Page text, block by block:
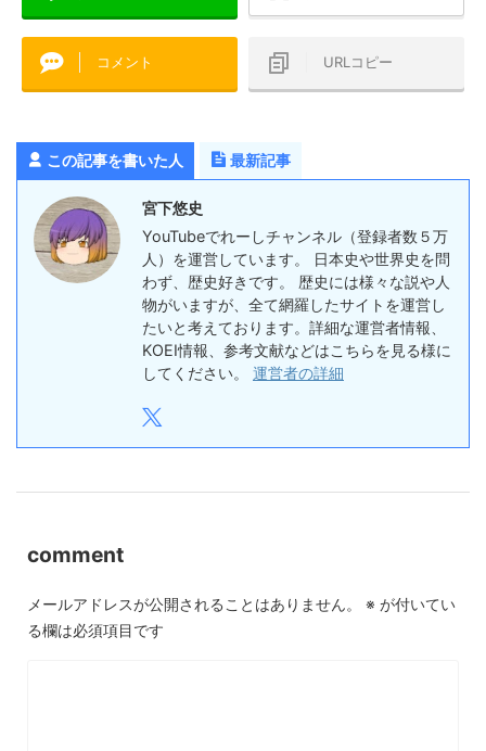
コメント URLコピー
この記事を書いた人 最新記事
宮下悠史
YouTubeでれーしチャンネル（登録者数５万
人）を運営しています。 日本史や世界史を問
わず、歴史好きです。 歴史には様々な説や人
物がいますが、全て網羅したサイトを運営し
たいと考えております。詳細な運営者情報、
KOEI情報、参考文献などはこちらを見る様に
してください。 運営者の詳細
comment
メールアドレスが公開されることはありません。 ※ が付いてい
る欄は必須項目です